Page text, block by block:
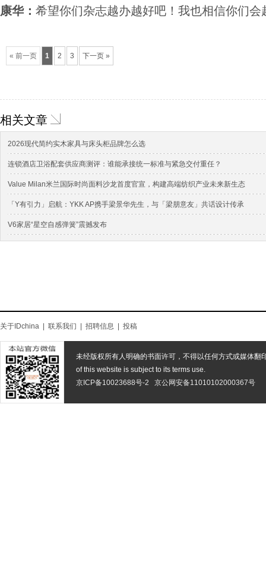
康华： 希望你们杂志越办越好吧！我也相信你们会
« 前一页 1 2 3 下一页 »
相关文章
2026现代简约实木家具与床头柜品牌怎么选
连锁酒店卫浴配套供应商测评：谁能承接统一标准与紧急交付重任？
Value Milan米兰国际时尚面料沙龙首度官宣，构建高端纺织产业未来新生态
「Y有引力」启航：YKK AP携手梁景华先生，与「梁朋意友」共话设计传承
V6家居“星空自感弹簧”震撼发布
关于IDchina 联系我们 招聘信息 投稿
未经版权所有人明确的书面许可，不得以任何方式或媒体翻
of this website is subject to its terms use.
京ICP备10023688号-2
京公网安备11010102000367号